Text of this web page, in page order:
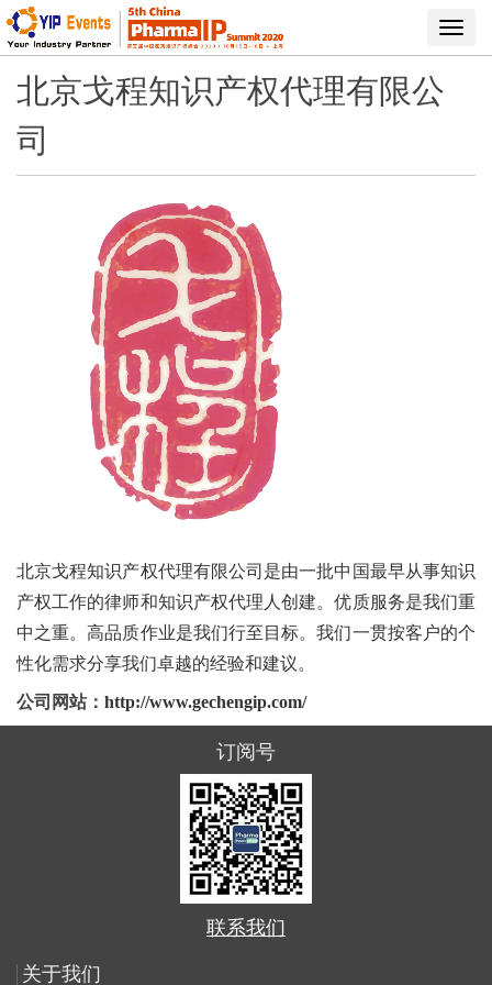
北京戈程知识产权代理有限公
司
北京戈程知识产权代理有限公司是由一批中国最早从事知识
产权工作的律师和知识产权代理人创建。优质服务是我们重
中之重。高品质作业是我们行至目标。我们一贯按客户的个
性化需求分享我们卓越的经验和建议。
公司网站： http://www.gechengip.com/
订阅号
联系我们
关于我们